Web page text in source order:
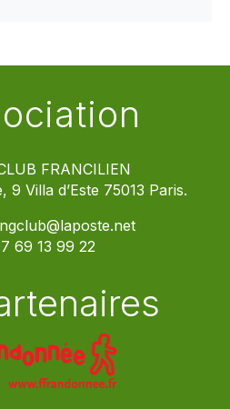
FRANCILIEN
9 Villa d’Este 75013 Paris.
69 13 99 22